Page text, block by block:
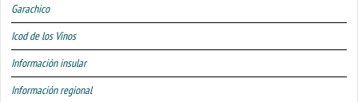
Garachico
Icod de los Vinos
Información insular
Información regional